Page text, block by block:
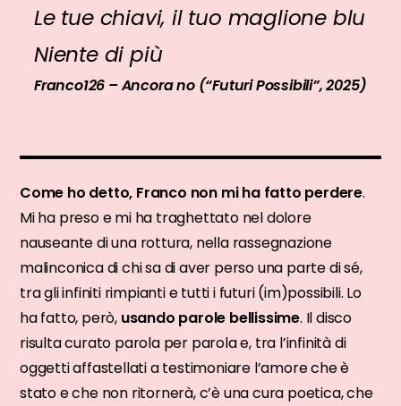
Le tue chiavi, il tuo maglione blu
Niente di più
Franco126 – Ancora no (“Futuri Possibili”, 2025)
Come ho detto, Franco non mi ha fatto perdere.
Mi ha preso e mi ha traghettato nel dolore
nauseante di una rottura, nella rassegnazione
malinconica di chi sa di aver perso una parte di sé,
tra gli infiniti rimpianti e tutti i futuri (im)possibili. Lo
ha fatto, però, usando parole bellissime. Il disco
risulta curato parola per parola e, tra l’infinità di
oggetti affastellati a testimoniare l’amore che è
stato e che non ritornerà, c’è una cura poetica, che